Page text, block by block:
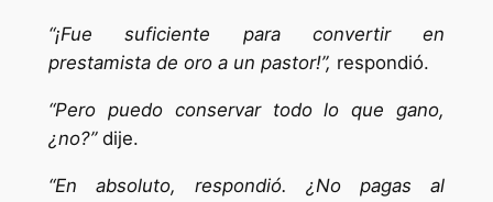
“¡Fue suficiente para convertir en
prestamista de oro a un pastor!”, respondió.
“Pero puedo conservar todo lo que gano,
¿no?”dije.
“En absoluto, respondió. ¿No pagas al